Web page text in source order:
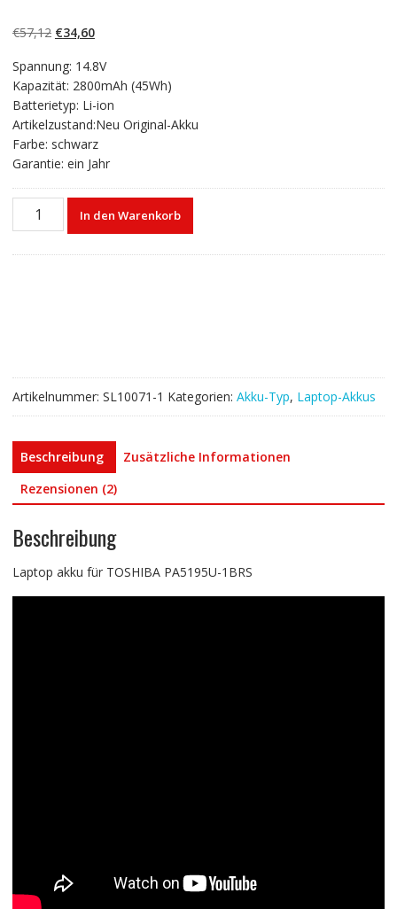
basierend auf
Kundenbewertun
€57,12 Ursprünglicher
war:
€57,12
€34,60Aktueller
ist:
€34,60.
Spannung: 14.8V
Kapazität: 2800mAh (45Wh)
Batterietyp: Li-ion
Artikelzustand:Neu Original-Akku
Farbe: schwarz
Garantie: ein Jahr
Laptop
In den Warenkorb
Artikelnummer: SL10071-1 Kategorien: Akku-Typ, Laptop-Akkus
Beschreibung
Zusätzliche Informationen
Rezensionen (2)
Beschreibung
Laptop akku für TOSHIBA PA5195U-1BRS